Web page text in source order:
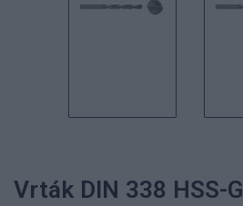
Vrták DIN 338 HSS-